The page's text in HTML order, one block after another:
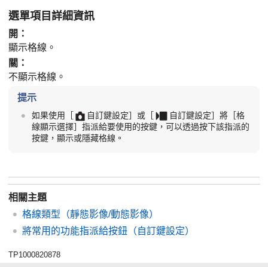
選單項目詳細資訊
開 ：
顯示格線。
關 ：
不顯示格線。
提示
如果使用 自訂鍵設定］ 或 自訂鍵設定］ 將［格
線顯示選擇］ 指派給要使用的按鍵，可以透過按下該指派的
按鍵，顯示或隱藏格線。
相關主題
格線類型 （靜態影像/動態影像）
將常用的功能指派給按鈕（自訂鍵設定）
TP1000820878